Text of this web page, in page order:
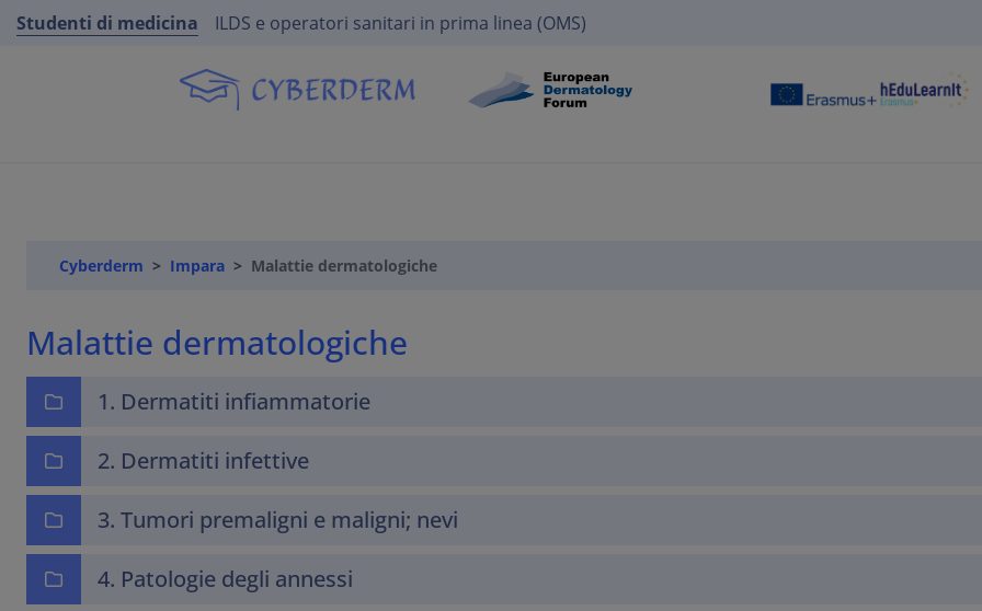
Studenti di medicina ILDS e operatori sanitari in prima linea (OMS)
Cyberderm Impara Malattie dermatologiche
Malattie dermatologiche
1. Dermatiti infiammatorie
2. Dermatiti infettive
3. Tumori premaligni e maligni; nevi
4. Patologie degli annessi